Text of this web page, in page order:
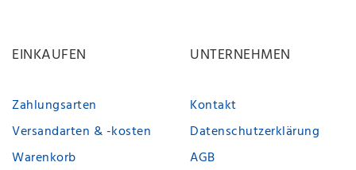
EINKAUFEN
Zahlungsarten
Versandarten & -kosten
Warenkorb
UNTERNEHMEN
Kontakt
Datenschutzerklärung
AGB